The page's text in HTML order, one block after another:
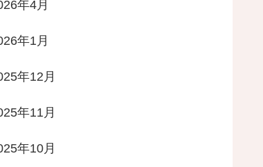
年4月
年1月
年12月
年11月
年10月